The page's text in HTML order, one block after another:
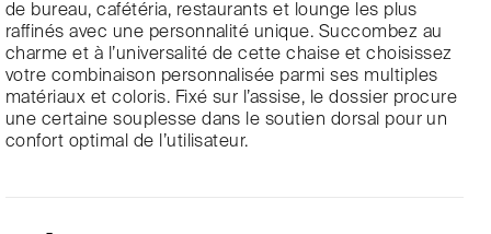
de bureau, cafétéria, restaurants et lounge les plus
raffinés avec une personnalité unique. Succombez au
charme et à l’universalité de cette chaise et choisissez
votre combinaison personnalisée parmi ses multiples
matériaux et coloris. Fixé sur l’assise, le dossier procure
une certaine souplesse dans le soutien dorsal pour un
confort optimal de l’utilisateur.